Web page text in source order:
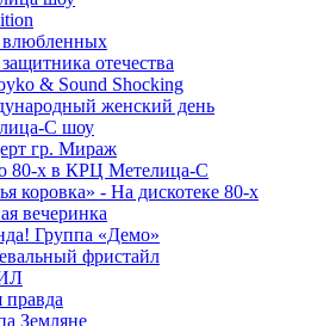
влюбленных
отечества
& Sound Shocking
женский день
С шоу
гр. Мираж
80-х в КРЦ Метелица-С
коровка» - На дискотеке 80-х
вечеринка
Группа «Демо»
фристайл
правда
Земляне